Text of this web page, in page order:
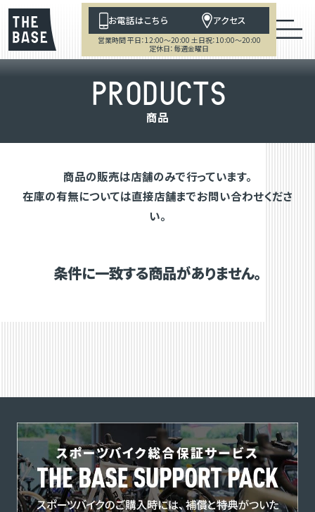
お電話はこちら アクセス
営業時間 平日：12:00～20:00 土日祝：10:00～20:00
定休日：毎週金曜日
PRODUCTS
商品
商品の販売は店舗のみで行っています。
在庫の有無については直接店舗までお問い合わせくださ
い。
条件に一致する商品がありません。